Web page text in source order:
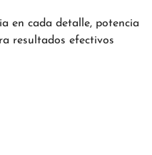
en cada detalle, potencia
resultados efectivos